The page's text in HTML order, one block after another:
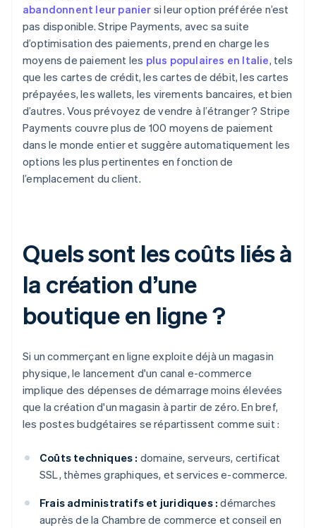
abandonnent leur panier si leur option préférée n’est
pas disponible. Stripe Payments, avec sa suite
d’optimisation des paiements, prend en charge les
moyens de paiement les plus populaires en Italie, tels
que les cartes de crédit, les cartes de débit, les cartes
prépayées, les wallets, les virements bancaires, et bien
d’autres. Vous prévoyez de vendre à l’étranger ? Stripe
Payments couvre plus de 100 moyens de paiement
dans le monde entier et suggère automatiquement les
options les plus pertinentes en fonction de
l’emplacement du client.
Quels sont les coûts liés à
la création d’une
boutique en ligne ?
Si un commerçant en ligne exploite déjà un magasin
physique, le lancement d'un canal e-commerce
implique des dépenses de démarrage moins élevées
que la création d'un magasin à partir de zéro. En bref,
les postes budgétaires se répartissent comme suit :
Coûts techniques : domaine, serveurs, certificat
SSL, thèmes graphiques, et services e-commerce.
Frais administratifs et juridiques : démarches
auprès de la Chambre de commerce et conseil en